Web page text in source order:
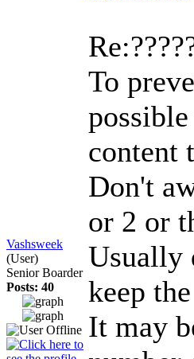
Vashsweek
(User)
Senior Boarder
Posts: 40
To
content
Don't
or 2 or
Usually
keep
It may